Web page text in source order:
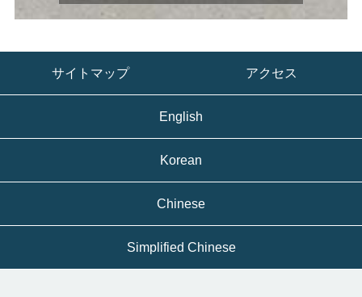
サイトマップ アクセス
English
Korean
Chinese
Simplified Chinese